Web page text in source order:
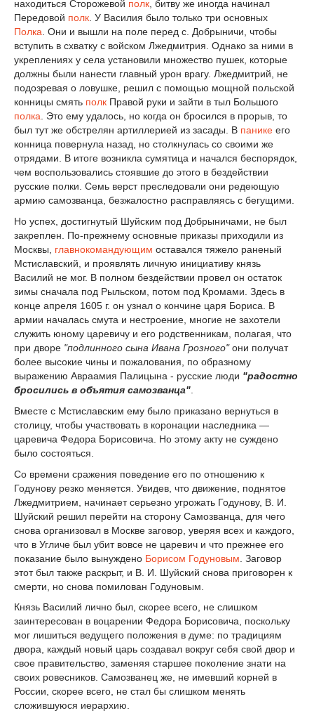
находиться Сторожевой полк, битву же иногда начинал
Передовой полк. У Василия было только три основных
Полка. Они и вышли на поле перед с. Добрыничи, чтобы
вступить в схватку с войском Лжедмитрия. Однако за ними в
укреплениях у села установили множество пушек, которые
должны были нанести главный урон врагу. Лжедмитрий, не
подозревая о ловушке, решил с помощью мощной польской
конницы смять полк Правой руки и зайти в тыл Большого
полка. Это ему удалось, но когда он бросился в прорыв, то
был тут же обстрелян артиллерией из засады. В панике его
конница повернула назад, но столкнулась со своими же
отрядами. В итоге возникла сумятица и начался беспорядок,
чем воспользовались стоявшие до этого в бездействии
русские полки. Семь верст преследовали они редеющую
армию самозванца, безжалостно расправляясь с бегущими.
Но успех, достигнутый Шуйским под Добрыничами, не был
закреплен. По-прежнему основные приказы приходили из
Москвы, главнокомандующим оставался тяжело раненый
Мстиславский, и проявлять личную инициативу князь
Василий не мог. В полном бездействии провел он остаток
зимы сначала под Рыльском, потом под Кромами. Здесь в
конце апреля 1605 г. он узнал о кончине царя Бориса. В
армии началась смута и нестроение, многие не захотели
служить юному царевичу и его родственникам, полагая, что
при дворе "подлинного сына Ивана Грозного"они получат
более высокие чины и пожалования, по образному
выражению Авраамия Палицына - русские люди "радостно
бросились в объятия самозванца"
Вместе с Мстиславским ему было приказано вернуться в
столицу, чтобы участвовать в коронации наследника —
царевича Федора Борисовича. Но этому акту не суждено
было состояться.
Со времени сражения поведение его по отношению к
Годунову резко меняется. Увидев, что движение, поднятое
Лжедмитрием, начинает серьезно угрожать Годунову, В. И.
Шуйский решил перейти на сторону Самозванца, для чего
снова организовал в Москве заговор, уверяя всех и каждого,
что в Угличе был убит вовсе не царевич и что прежнее его
показание было вынуждено Борисом Годуновым . Заговор
этот был также раскрыт, и В. И. Шуйский снова приговорен к
смерти, но снова помилован Годуновым.
Князь Василий лично был, скорее всего, не слишком
заинтересован в воцарении Федора Борисовича, поскольку
мог лишиться ведущего положения в думе: по традициям
двора, каждый новый царь создавал вокруг себя свой двор и
свое правительство, заменяя старшее поколение знати на
своих ровесников. Самозванец же, не имевший корней в
России, скорее всего, не стал бы слишком менять
сложившуюся иерархию.